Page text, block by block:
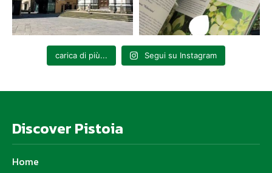
carica di più... Segui su Instagram
Discover Pistoia
Home